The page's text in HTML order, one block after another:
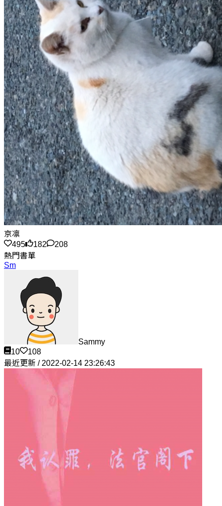
京凛
495
182
208
熱門書單
Sm
Sammy
10
108
最近更新 / 2022-02-14 23:26:43